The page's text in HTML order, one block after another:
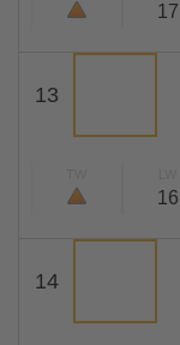
17
13
16
14